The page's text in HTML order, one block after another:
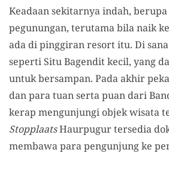
Keadaan sekitarnya indah,
pegunungan, terutama bila naik
ada di pinggiran resort itu. Di
seperti Situ Bagendit kecil, yang
untuk bersampan. Pada akhir
dan para tuan serta puan dari
kerap mengunjungi objek wisata
StopplaatsHaurpugur tersedia
membawa para pengunjung ke